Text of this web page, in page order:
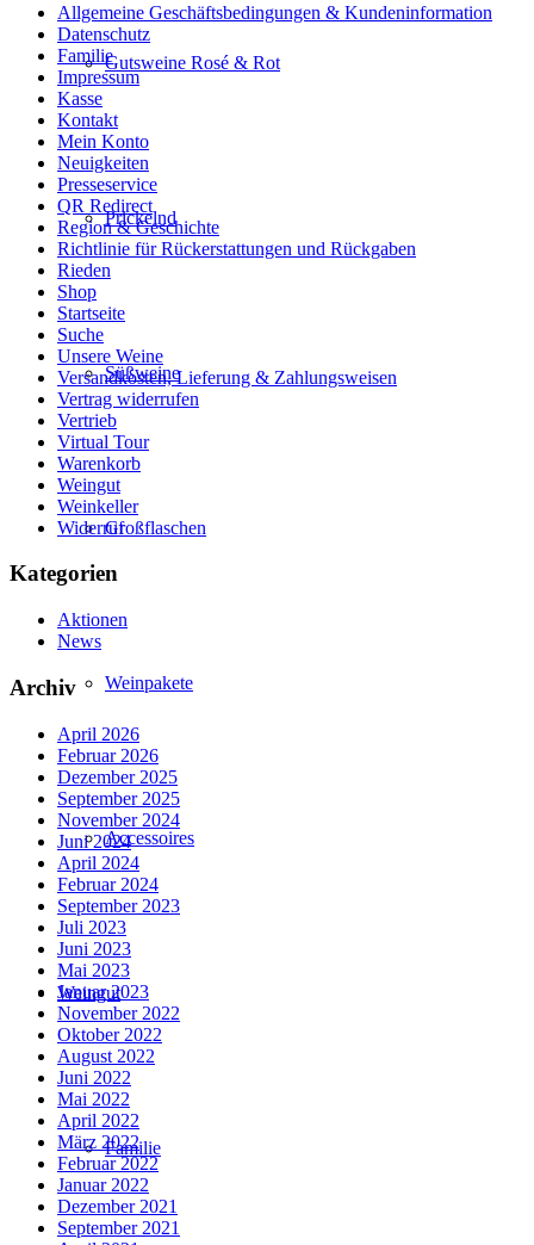
Gutsweine Rosé & Rot
Prickelnd
Süßweine
Großflaschen
Weinpakete
Accessoires
Weingut
Familie
Allgemeine Geschäftsbedingungen & Kundeninformation
Datenschutz
Familie
Impressum
Kasse
Kontakt
Mein Konto
Neuigkeiten
Presseservice
QR Redirect
Region & Geschichte
Richtlinie für Rückerstattungen und Rückgaben
Rieden
Shop
Startseite
Suche
Unsere Weine
Versandkosten, Lieferung & Zahlungsweisen
Vertrag widerrufen
Vertrieb
Virtual Tour
Warenkorb
Weingut
Weinkeller
Widerruf
Kategorien
Aktionen
News
Archiv
April 2026
Februar 2026
Dezember 2025
September 2025
November 2024
Juni 2024
April 2024
Februar 2024
September 2023
Juli 2023
Juni 2023
Mai 2023
Januar 2023
November 2022
Oktober 2022
August 2022
Juni 2022
Mai 2022
April 2022
März 2022
Februar 2022
Januar 2022
Dezember 2021
September 2021